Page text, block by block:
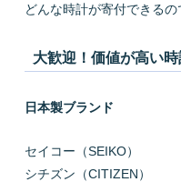
どんな時計が寄付できるの
大歓迎！価値が高い時
日本製ブランド
セイコー（SEIKO）
シチズン（CITIZEN）